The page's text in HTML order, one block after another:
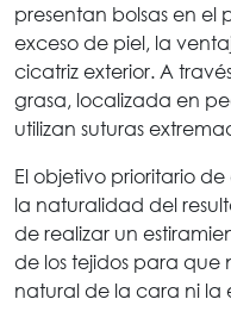
presentan bolsas en el
exceso de piel, la
cicatriz exterior. A
grasa, localizada en
utilizan suturas
El objetivo prioritario
la naturalidad del
de realizar un
de los tejidos para que
natural de la cara ni la